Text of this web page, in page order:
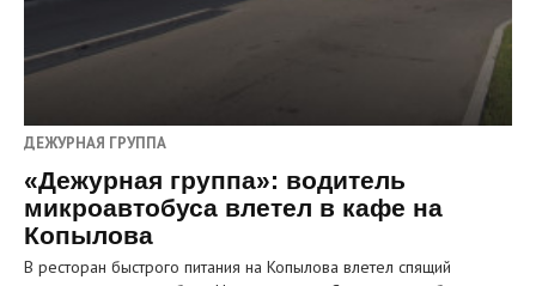
ДЕЖУРНАЯ ГРУППА
«Дежурная группа»: водитель
микроавтобуса влетел в кафе на
Копылова
В ресторан быстрого питания на Копылова влетел спящий